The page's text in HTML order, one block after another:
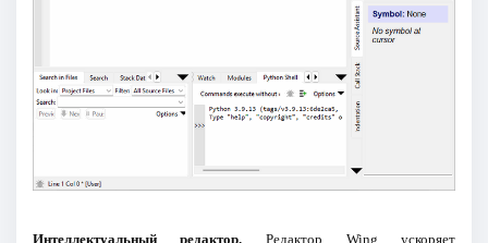
Интеллектуальный редактор. Редактор Wing ускоряет